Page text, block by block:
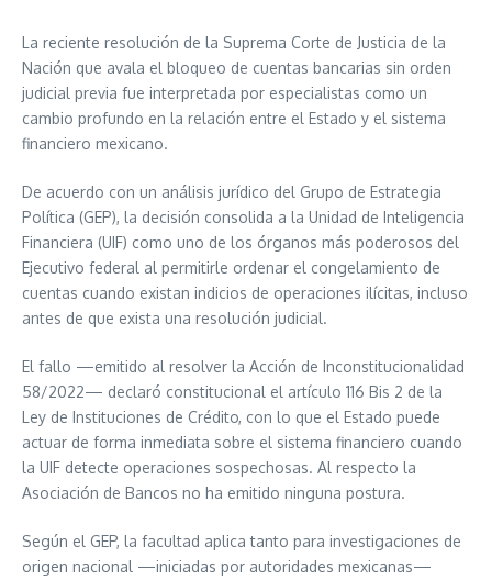
La reciente resolución de la Suprema Corte de Justicia de la
Nación que avala el bloqueo de cuentas bancarias sin orden
judicial previa fue interpretada por especialistas como un
cambio profundo en la relación entre el Estado y el sistema
financiero mexicano.
De acuerdo con un análisis jurídico del Grupo de Estrategia
Política (GEP), la decisión consolida a la Unidad de Inteligencia
Financiera (UIF) como uno de los órganos más poderosos del
Ejecutivo federal al permitirle ordenar el congelamiento de
cuentas cuando existan indicios de operaciones ilícitas, incluso
antes de que exista una resolución judicial.
El fallo —emitido al resolver la Acción de Inconstitucionalidad
58/2022— declaró constitucional el artículo 116 Bis 2 de la
Ley de Instituciones de Crédito, con lo que el Estado puede
actuar de forma inmediata sobre el sistema financiero cuando
la UIF detecte operaciones sospechosas. Al respecto la
Asociación de Bancos no ha emitido ninguna postura.
Según el GEP, la facultad aplica tanto para investigaciones de
origen nacional —iniciadas por autoridades mexicanas—